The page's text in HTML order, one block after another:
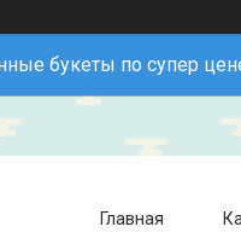
букеты по супер
Главная